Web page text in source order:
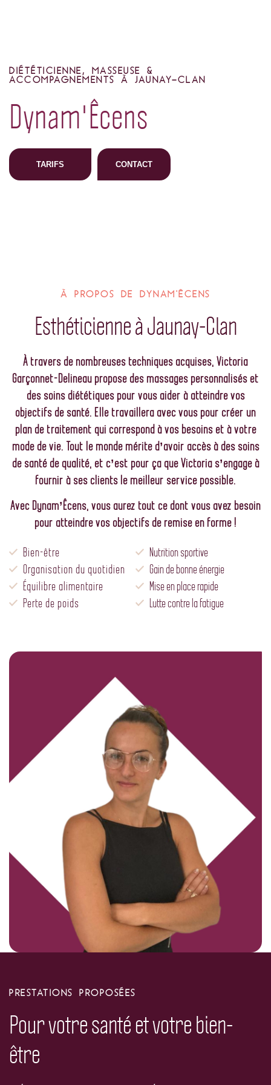
DIÉTÉTICIENNE, MASSEUSE &
ACCOMPAGNEMENTS À JAUNAY-CLAN
Dynam'Êcens
TARIFS CONTACT
À PROPOS DE DYNAM'ÊCENS
Esthéticienne à Jaunay-Clan
À travers de nombreuses techniques acquises, Victoria
Garçonnet-Delineau propose des massages personnalisés et
des soins diététiques pour vous aider à atteindre vos
objectifs de santé. Elle travaillera avec vous pour créer un
plan de traitement qui correspond à vos besoins et à votre
mode de vie. Tout le monde mérite d’avoir accès à des soins
de santé de qualité, et c’est pour ça que Victoria s’engage à
fournir à ses clients le meilleur service possible.
Avec Dynam’Êcens, vous aurez tout ce dont vous avez besoin
pour atteindre vos objectifs de remise en forme !
Bien-être
Organisation du quotidien
Équilibre alimentaire
Perte de poids
Nutrition sportive
Gain de bonne énergie
Mise en place rapide
Lutte contre la fatigue
PRESTATIONS PROPOSÉES
Pour votre santé et votre bien-
être